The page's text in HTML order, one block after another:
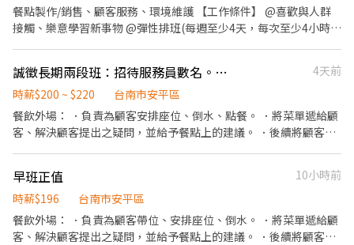
20:00 16:00-20:00 17:00-20:00 ⚠️敬請留意事項如下⚠️ ⑴若報到日
期非當月1號，薪資會依照比例計算。 ⑵本職缺為排班排休制，假
日輪休或需到班。 ⑶本行業須久站、搬重、走動，請自行評估體力
間點取消，則向平台提報失約名單，並永久黑名單，恕無法再次安
排。
餐點製作/銷售、顧客服務、環境維護 【工作條件】 @喜歡與人群
接觸、樂意學習新事物 @彈性排班(每週至少4天，每次至少4小時，
補助、節慶禮品/金 @聚餐補助 @免費員工制服 @定期健康檢查 @
員工消費折扣 (麥味登直營門市、炸鷄大獅、REAL真‧烘焙坊、綠
野農莊) @尾牙
誠徵長期兩段班：招待服務員數名。 二度就業、待業中、只要肯學習，無經驗皆可。
4天前
時薪$200 ~ $220
台南市安平區
餐飲外場： ．負責為顧客安排座位、倒水、點餐。 ．將菜單遞給顧
客、解決顧客提出之疑問，並給予餐點上的建議。 ．後續將顧客點
帳、收銀等工作。 ．負責清理工作環境、設備和餐具。 ．負責打包
外帶服務。
早班正值
10小時前
時薪$196
台南市安平區
餐飲外場： ．負責為顧客帶位、安排座位、倒水。 ．將菜單遞給顧
客、解決顧客提出之疑問，並給予餐點上的建議。 ．後續將顧客點